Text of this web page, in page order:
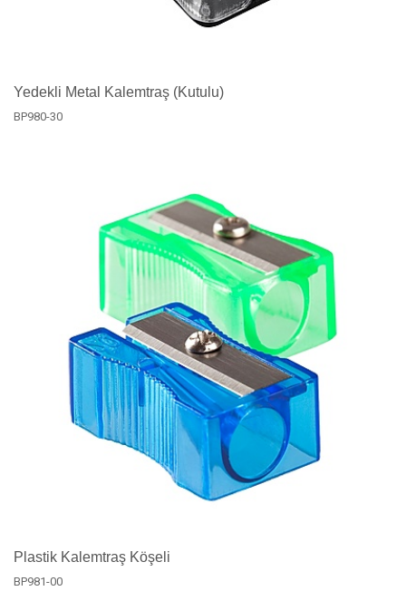
Yedekli Metal Kalemtraş (Kutulu)
BP980-30
Plastik Kalemtraş Köşeli
BP981-00